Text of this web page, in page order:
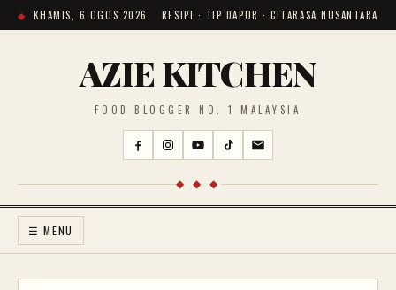
KHAMIS, 6 OGOS 2026 RESIPI · TIP DAPUR · CITARASA NUSANTARA
AZIE KITCHEN
FOOD BLOGGER NO. 1 MALAYSIA
◆ ◆ ◆
☰ MENU